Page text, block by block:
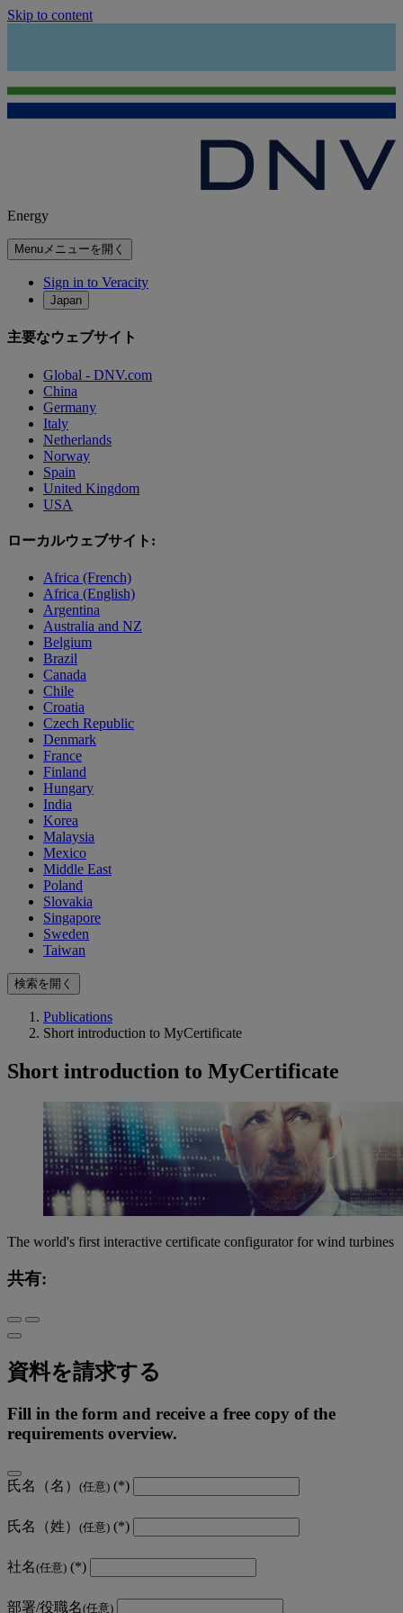
Skip to content
Energy
Menuメニューを開く
Sign in to Veracity
Japan
主要なウェブサイト
Global - DNV.com
China
Germany
Italy
Netherlands
Norway
Spain
United Kingdom
USA
ローカルウェブサイト:
Africa (French)
Africa (English)
Argentina
Australia and NZ
Belgium
Brazil
Canada
Chile
Croatia
Czech Republic
Denmark
France
Finland
Hungary
India
Korea
Malaysia
Mexico
Middle East
Poland
Slovakia
Singapore
Sweden
Taiwan
検索を開く
Publications
Short introduction to MyCertificate
Short introduction to MyCertificate
The world's first interactive certificate configurator for wind turbines
共有:
資料を請求する
Fill in the form and receive a free copy of the
requirements overview.
氏名（名） (任意)
氏名（姓） (任意)
社名(任意)
部署/役職名(任意)